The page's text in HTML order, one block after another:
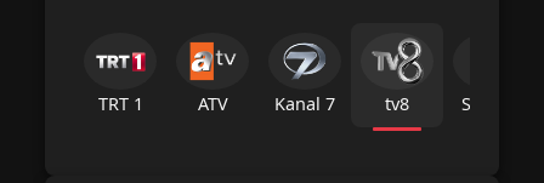
TRT 1 ATV Kanal 7 tv8 Star Tv